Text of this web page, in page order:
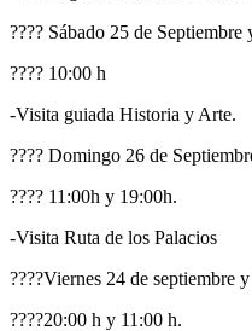
???? Sábado 25 de Septiembre
???? 10:00 h
-Visita guiada Historia y Arte.
???? Domingo 26 de
???? 11:00h y 19:00h.
-Visita Ruta de los Palacios
????Viernes 24 de septiembre
????20:00 h y 11:00 h.